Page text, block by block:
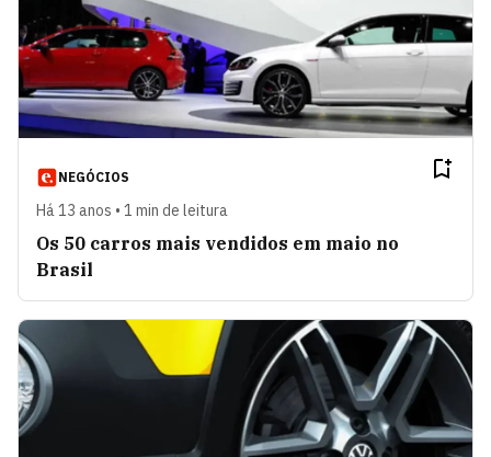
NEGÓCIOS
Há 13 anos • 1 min de leitura
Os 50 carros mais vendidos em maio no
Brasil